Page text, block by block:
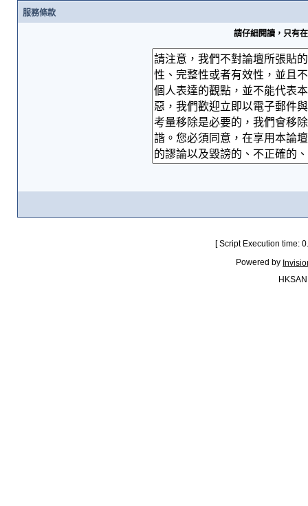
服務條款
請仔細閱讀，只有
[ Script Execution time:
Powered by